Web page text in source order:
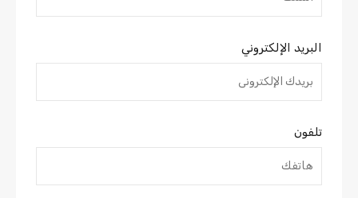
البريد الإلكتروني
تلفون